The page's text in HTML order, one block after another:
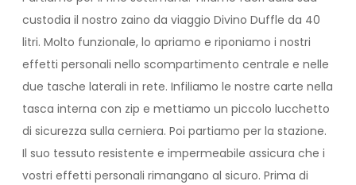
custodia il nostro zaino da viaggio Divino Duffle da 40
litri. Molto funzionale, lo apriamo e riponiamo i nostri
effetti personali nello scompartimento centrale e nelle
due tasche laterali in rete. Infiliamo le nostre carte nella
tasca interna con zip e mettiamo un piccolo lucchetto
di sicurezza sulla cerniera. Poi partiamo per la stazione.
Il suo tessuto resistente e impermeabile assicura che i
vostri effetti personali rimangano al sicuro. Prima di